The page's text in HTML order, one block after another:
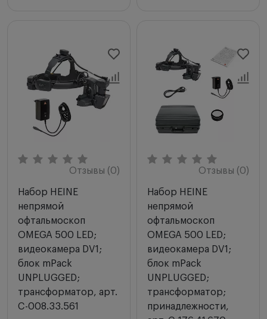
Отзывы (0)
Набор HEINE
непрямой
офтальмоскоп
OMEGA 500 LED;
видеокамера DV1;
блок mPack
UNPLUGGED;
трансформатор, арт.
C-008.33.561
Отзывы (0)
Набор HEINE
непрямой
офтальмоскоп
OMEGA 500 LED;
видеокамера DV1;
блок mPack
UNPLUGGED;
трансформатор;
принадлежности,